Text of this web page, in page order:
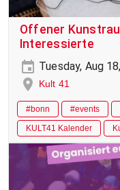
Offener
Interessierte
Tuesday, Aug
Kult 41
#bonn #events
KULT41 Kalender